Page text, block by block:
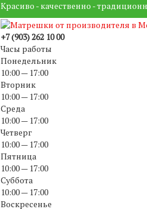
Красиво - качественно -
+7 (903) 262 10 00
Часы работы
Понедельник
10:00 — 17:00
Вторник
10:00 — 17:00
Среда
10:00 — 17:00
Четверг
10:00 — 17:00
Пятница
10:00 — 17:00
Суббота
10:00 — 17:00
Воскресенье